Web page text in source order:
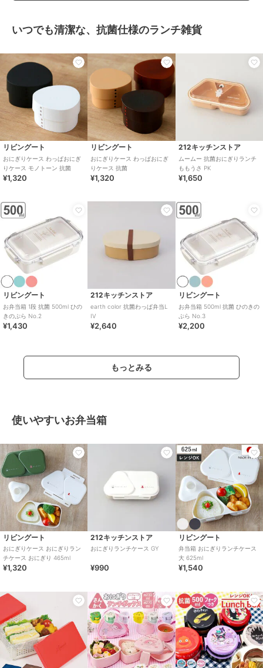
いつでも清潔な、抗菌仕様のランチ雑貨
リビングート
おにぎりケース わっぱおにぎ
りケース モノトーン 抗菌
¥1,320
リビングート
おにぎりケース わっぱおにぎ
りケース 抗菌
¥1,320
212キッチンストア
ムームー 抗菌おにぎりランチ
ももうさ PK
¥1,650
リビングート
お弁当箱 1段 抗菌 500ml ひの
きのぷら No.2
¥1,430
212キッチンストア
earth color 抗菌わっぱ弁当L
IV
¥2,640
リビングート
お弁当箱 500ml 抗菌 ひのきの
ぷら No.3
¥2,200
もっとみる
使いやすいお弁当箱
リビングート
おにぎりケース おにぎりラン
チケース おにぎり 465ml
¥1,320
212キッチンストア
おにぎりランチケース GY
¥990
リビングート
弁当箱 おにぎりランチケース
大 625ml
¥1,540